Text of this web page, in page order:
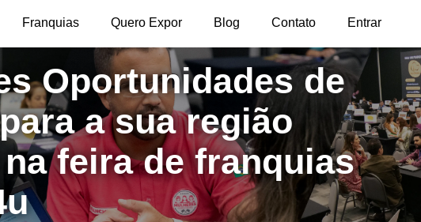
Franquias Quero Expor Blog Contato Entrar
Oportunidades de
a sua região
feira de franquias